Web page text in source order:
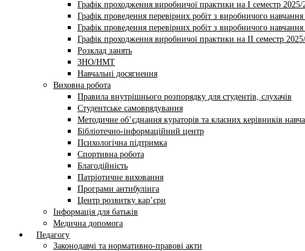
Графік проходження виробничої практики на І семестр
Графік проведення перевірних робіт з виробничого
Графік проведення перевірних робіт з виробничого
Графік проходження виробничої практики на II семестр
Розклад занять
ЗНО/НМТ
Навчальні досягнення
Виховна робота
Правила внутрішнього розпорядку для студентів, слухачів
Студентське самоврядування
Методичне об’єднання кураторів та класних керівників
Бібліотечно-інформаційний центр
Психологічна підтримка
Спортивна робота
Благодійність
Патріотичне виховання
Програми антибулінга
Центр розвитку кар’єри
Інформація для батьків
Медична допомога
Педагогу
Законодавчі та нормативно-правові акти